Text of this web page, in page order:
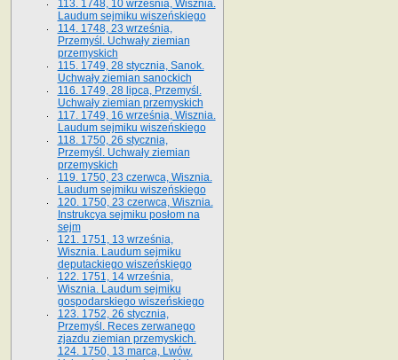
113. 1748, 10 września, Wisznia.
Laudum sejmiku wiszeńskiego
114. 1748, 23 września,
Przemyśl. Uchwały ziemian
przemyskich
115. 1749, 28 stycznia, Sanok.
Uchwały ziemian sanockich
116. 1749, 28 lipca, Przemyśl.
Uchwały ziemian przemyskich
117. 1749, 16 września, Wisznia.
Laudum sejmiku wiszeńskiego
118. 1750, 26 stycznia,
Przemyśl. Uchwały ziemian
przemyskich
119. 1750, 23 czerwca, Wisznia.
Laudum sejmiku wiszeńskiego
120. 1750, 23 czerwca, Wisznia.
Instrukcya sejmiku posłom na
sejm
121. 1751, 13 września,
Wisznia. Laudum sejmiku
deputackiego wiszeńskiego
122. 1751, 14 września,
Wisznia. Laudum sejmiku
gospodarskiego wiszeńskiego
123. 1752, 26 stycznia,
Przemyśl. Reces zerwanego
zjazdu ziemian przemyskich.
124. 1750, 13 marca, Lwów.